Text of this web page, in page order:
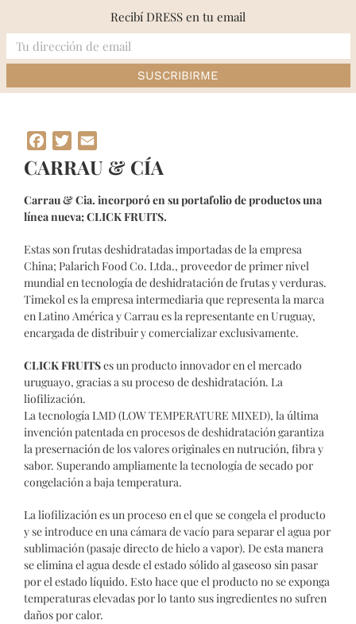
content
Facebook
Twitter
CARRAU & CÍA
Carrau & Cia. incorporó en su portafolio de productos una
línea nueva; CLICK FRUITS.
Estas son frutas deshidratadas importadas de la empresa
China; Palarich Food Co. Ltda., proveedor de primer nivel
mundial en tecnología de deshidratación de frutas y verduras.
Timekol es la empresa intermediaria que representa la marca
en Latino América y Carrau es la representante en Uruguay,
encargada de distribuir y comercializar exclusivamente.
CLICK FRUITSes un producto innovador en el mercado
uruguayo, gracias a su proceso de deshidratación. La
liofilización.
La tecnología LMD (LOW TEMPERATURE MIXED), la última
invención patentada en procesos de deshidratación garantiza
la presernación de los valores originales en nutrución, fibra y
sabor. Superando ampliamente la tecnología de secado por
congelación a baja temperatura.
La liofilización es un proceso en el que se congela el producto
y se introduce en una cámara de vacío para separar el agua por
sublimación (pasaje directo de hielo a vapor). De esta manera
se elimina el agua desde el estado sólido al gaseoso sin pasar
por el estado líquido. Esto hace que el producto no se exponga
temperaturas elevadas por lo tanto sus ingredientes no sufren
daños por calor.
Recibí DRESS en tu email